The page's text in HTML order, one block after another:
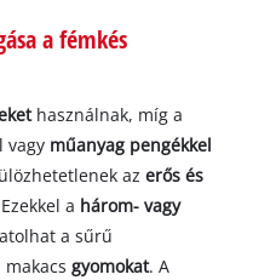
a fémkés
használnak, míg a
vagy műanyag pengékkel
azerős és
a három- vagy
a sűrű
gyomokat. A